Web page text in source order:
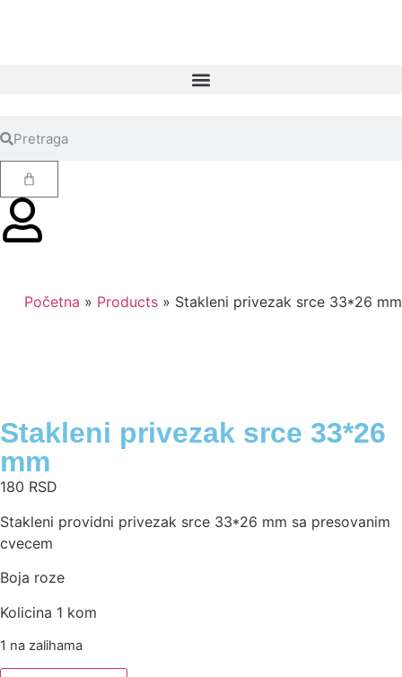
Početna » Products » Stakleni privezak srce 33*26 mm
Stakleni privezak srce 33*26
mm
180 RSD
Stakleni providni privezak srce 33*26 mm sa presovanim
cvecem
Boja roze
Kolicina 1 kom
1 na zalihama